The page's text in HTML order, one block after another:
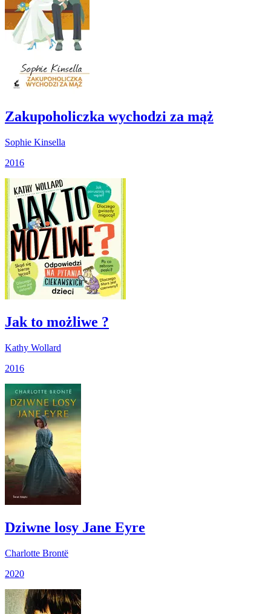
Zakupoholiczka wychodzi za mąż
Sophie Kinsella
2016
Jak to możliwe ?
Kathy Wollard
2016
Dziwne losy Jane Eyre
Charlotte Brontë
2020